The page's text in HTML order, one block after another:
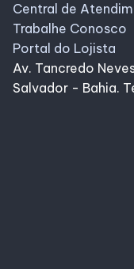
Central de
Trabalhe Conosco
Portal do Lojista
Av. Tancredo
Salvador - Bahia.